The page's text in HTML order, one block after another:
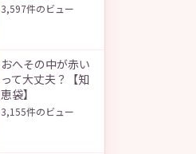
3,597件のビュー
おへその中が赤い
って大丈夫？【知
恵袋】
3,155件のビュー